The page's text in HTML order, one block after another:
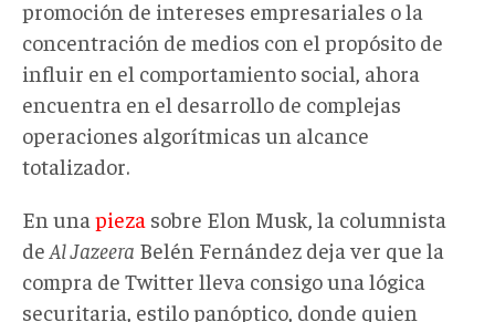
promoción de intereses empresariales o la
concentración de medios con el propósito de
influir en el comportamiento social, ahora
encuentra en el desarrollo de complejas
operaciones algorítmicas un alcance
totalizador.
En una pieza sobre Elon Musk, la columnista
de Al Jazeera Belén Fernández deja ver que la
compra de Twitter lleva consigo una lógica
securitaria, estilo panóptico, donde quien